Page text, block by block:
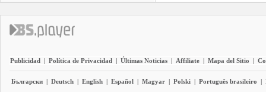
Publicidad | Política de Privacidad | Últimas Noticias | Affiliate | Mapa del Sitio |
Български | Deutsch | English | Español | Magyar | Polski | Português brasileiro |